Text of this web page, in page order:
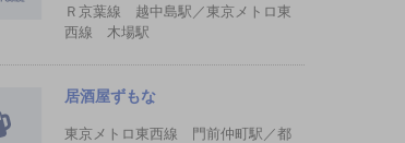
Ｒ京葉線 越中島駅／東京メトロ東
西線 木場駅
居酒屋ずもな
東京メトロ東西線 門前仲町駅／都